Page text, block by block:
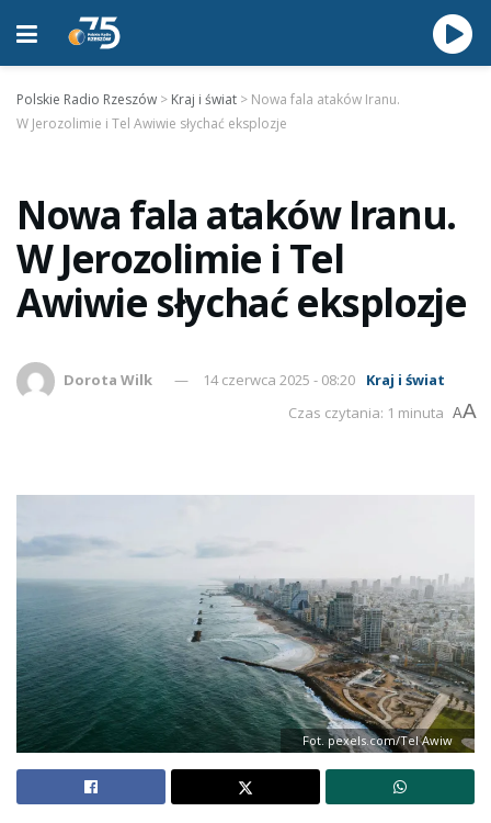
Polskie Radio Rzeszów > Kraj i świat > Nowa fala ataków Iranu.
W Jerozolimie i Tel Awiwie słychać eksplozje
Nowa fala ataków Iranu.
W Jerozolimie i Tel
Awiwie słychać eksplozje
Dorota Wilk 14 czerwca 2025 - 08:20
Kraj i świat
Czas czytania: 1 minuta AA
Fot. pexels.com/Tel Awiw